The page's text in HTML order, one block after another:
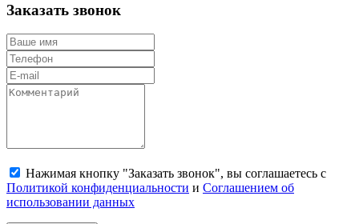
Заказать звонок
Нажимая кнопку "Заказать звонок", вы соглашаетесь с
Политикой конфиденциальности и Соглашением об
использовании данных